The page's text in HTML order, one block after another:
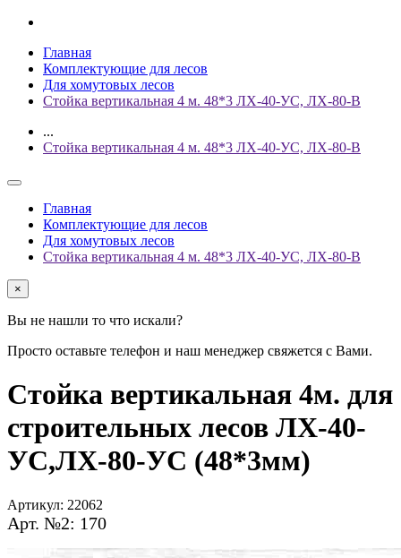
Главная
Комплектующие для лесов
Для хомутовых лесов
Стойка вертикальная 4 м. 48*3 ЛХ-40-УС, ЛХ-80-В
...
Стойка вертикальная 4 м. 48*3 ЛХ-40-УС, ЛХ-80-В
Главная
Комплектующие для лесов
Для хомутовых лесов
Стойка вертикальная 4 м. 48*3 ЛХ-40-УС, ЛХ-80-В
×
Вы не нашли то что искали?
Просто оставьте телефон и наш менеджер свяжется с Вами.
Стойка вертикальная 4м. для
строительных лесов ЛХ-40-
УС,ЛХ-80-УС (48*3мм)
Артикул: 22062
Арт. №2: 170